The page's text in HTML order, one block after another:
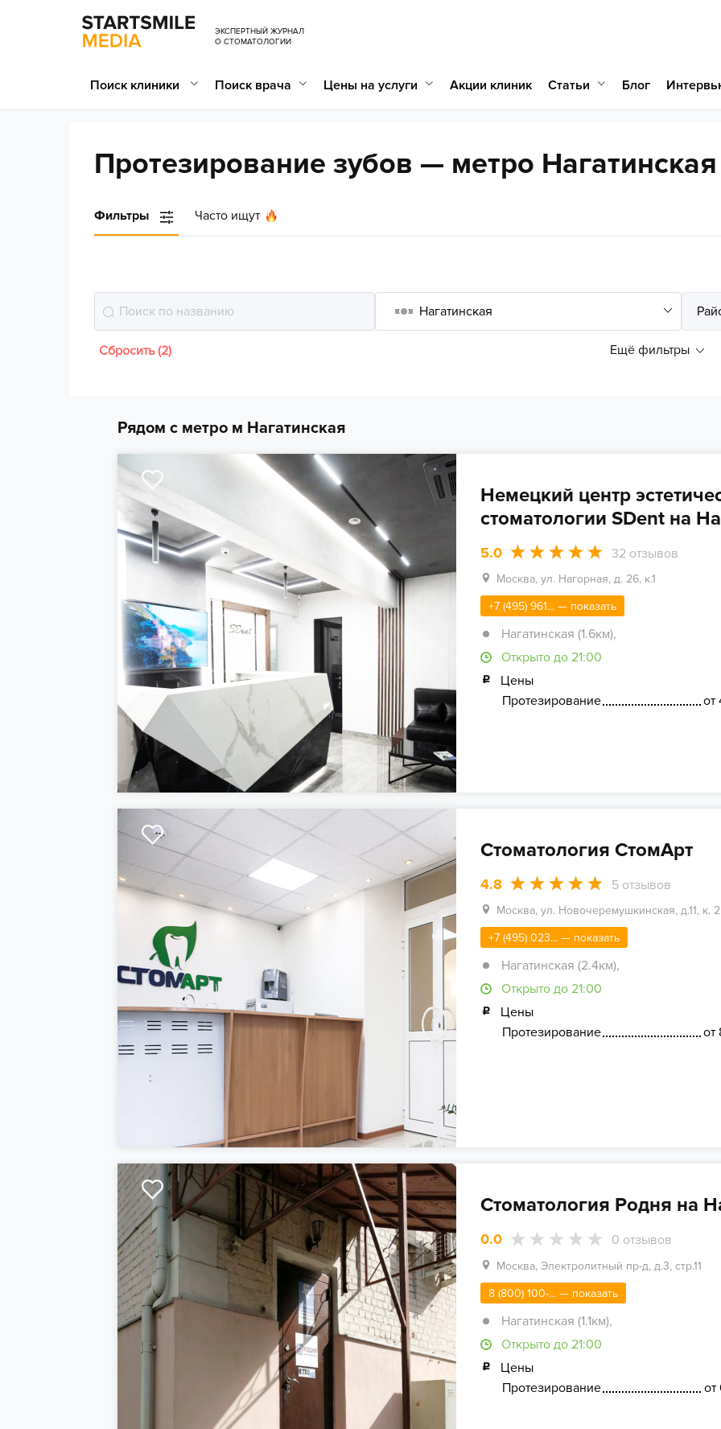
ЭКСПЕРТНЫЙ ЖУРНАЛ
О СТОМАТОЛОГИИ
Поиск клиники Поиск врача Цены на услуги Акции клиник Статьи Блог
Протезирование зубов — метро Нагатинская
Фильтры Часто ищут
Ещё фильтры
Сбросить (2)
Рядом с метро м Нагатинская
Немецкий центр
стоматологии SDent на
5.0 32 отзывов
Москва, ул. Нагорная, д. 26, к.1
+7 (495) 961... — показать
Нагатинская (1.6км),
Открыто до 21:00
Цены
Протезирование
от
Стоматология СтомАрт
4.8 5отзывов
Москва, ул. Новочеремушкинская, д.11, к. 2
+7 (495) 023... — показать
Нагатинская (2.4км),
Открыто до 21:00
Цены
Протезирование
от
Стоматология Родня на
0.0 0 отзывов
Москва, Электролитный пр-д, д.3, стр.11
8 (800) 100-... — показать
Нагатинская (1.1км),
Открыто до 21:00
Цены
Протезирование
от